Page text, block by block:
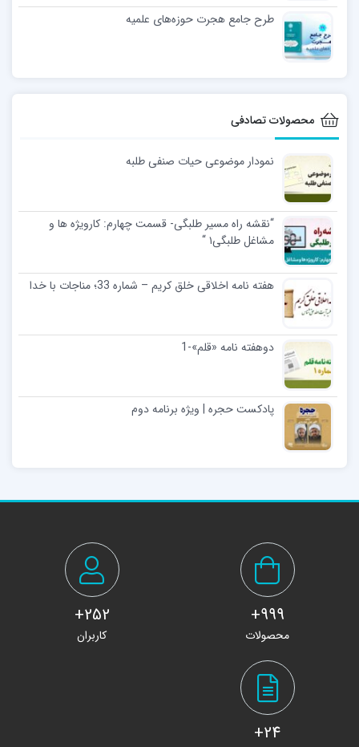
طرح جامع هجرت حوزه‌های علمیه
محصولات تصادفی
نمودار موضوعی حیات صنفی طلبه
“نقشه راه مسیر طلبگی- قسمت چهارم: کارویژه ها و
مشاغل طلبگی۱ “
هفته نامه اخلاقی خلق کریم – شماره 33؛ مناجات با خدا
دوهفته نامه «قلم»-1
پادکست حجره | ویژه برنامه دوم
999+
محصولات
252+
کاربران
24+